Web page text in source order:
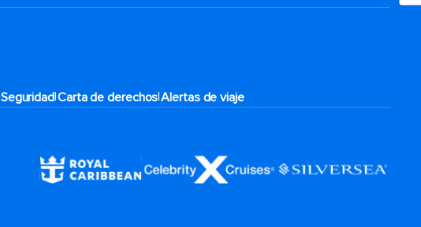
Seguridad|Carta de derechos|Alertas de viaje